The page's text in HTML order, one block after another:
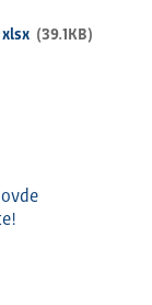
xlsx (39.1KB)